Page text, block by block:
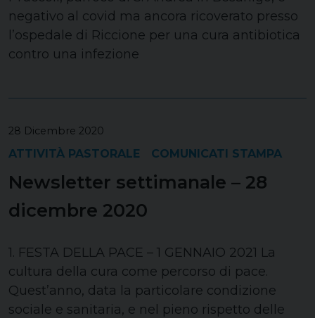
negativo al covid ma ancora ricoverato presso
l’ospedale di Riccione per una cura antibiotica
contro una infezione
28 Dicembre 2020
ATTIVITÀ PASTORALE COMUNICATI STAMPA
Newsletter settimanale – 28
dicembre 2020
1. FESTA DELLA PACE – 1 GENNAIO 2021 La
cultura della cura come percorso di pace.
Quest’anno, data la particolare condizione
sociale e sanitaria, e nel pieno rispetto delle